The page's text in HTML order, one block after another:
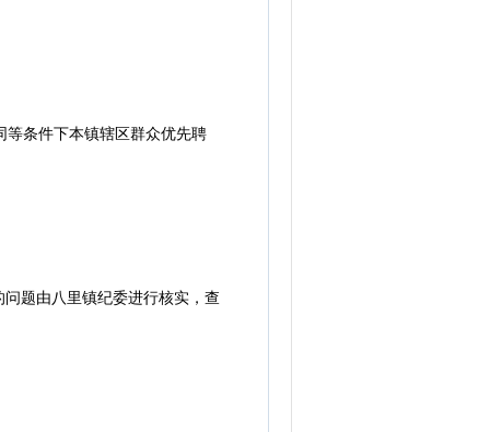
条件下本镇辖区群众优先聘
题由八里镇纪委进行核实，查